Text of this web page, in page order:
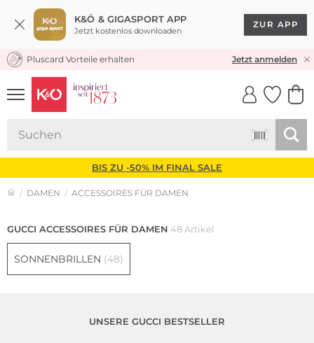
K&Ö & GIGASPORT APP
Jetzt kostenlos downloaden
ZUR APP
KOSTENLOSER VERSAND* & RÜCKVERSAND
Pluscard Vorteile erhalten Jetzt anmelden
UNSERE APP
CLICK &
BIS ZU -50% IM FINAL SALE
DAMEN ACCESSOIRES FÜR DAMEN
GUCCI ACCESSOIRES FÜR DAMEN 48 Artikel
SONNENBRILLEN (48)
UNSERE GUCCI BESTSELLER